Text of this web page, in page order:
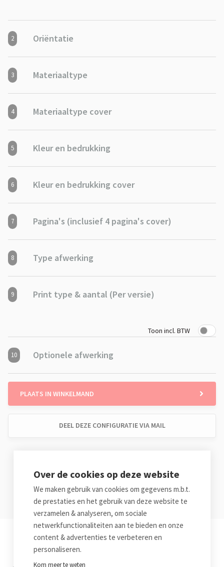
Over de cookies op deze website
We maken gebruik van cookies om gegevens m.b.t.
de prestaties en het gebruik van deze website te
verzamelen & analyseren, om sociale
netwerkfunctionaliteiten aan te bieden en onze
content & advertenties te verbeteren en
personaliseren.
Kom meer te weten
2 Oriëntatie
3 Materiaaltype
4 Materiaaltype cover
5 Kleur en bedrukking
6 Kleur en bedrukking cover
7 Pagina's (inclusief 4 pagina's cover)
8 Type afwerking
9 Print type & aantal (Per versie)
Toon incl. BTW
10 Optionele afwerking
PLAATS IN WINKELMAND
DEEL DEZE CONFIGURATIE VIA MAIL
De geschatte leverdatum wordt berekend na het
configureren van je product
Waarom Belprinto?